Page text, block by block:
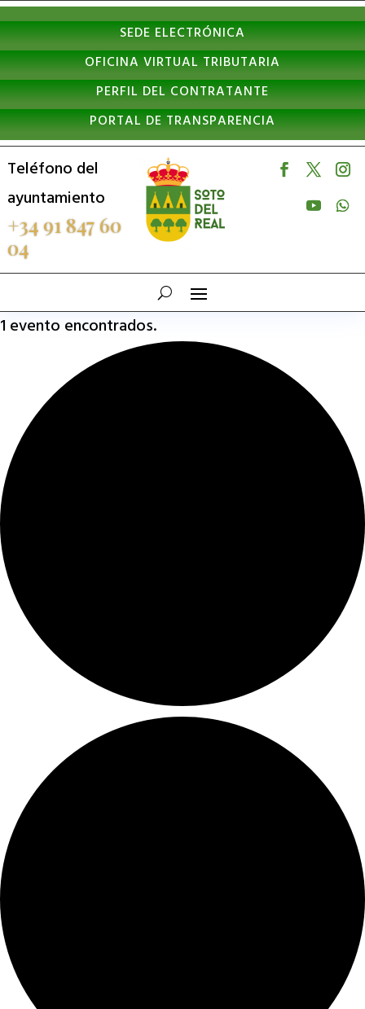
Nota:
este
sitio
web
incluye
un
sistema
de
accesibilidad.
SEDE ELECTRÓNICA
OFICINA VIRTUAL TRIBUTARIA
PERFIL DEL CONTRATANTE
PORTAL DE TRANSPARENCIA
Teléfono del
ayuntamiento
+34 91 847 60
04
1 evento encontrados.